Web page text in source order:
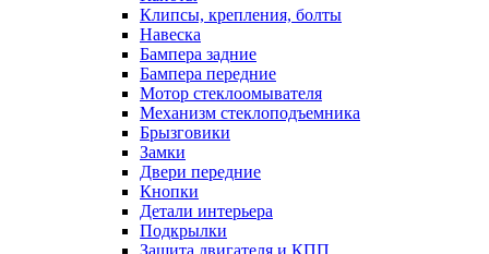
Клипсы, крепления, болты
Навеска
Бампера задние
Бампера передние
Мотор стеклоомывателя
Механизм стеклоподъемника
Брызговики
Замки
Двери передние
Кнопки
Детали интерьера
Подкрылки
Защита двигателя и КПП